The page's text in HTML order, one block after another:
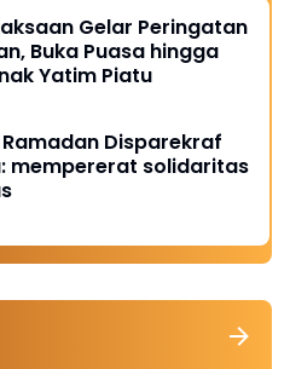
Gelar Peringatan
Buka Puasa hingga
Yatim Piatu
Disparekraf
mempererat solidaritas